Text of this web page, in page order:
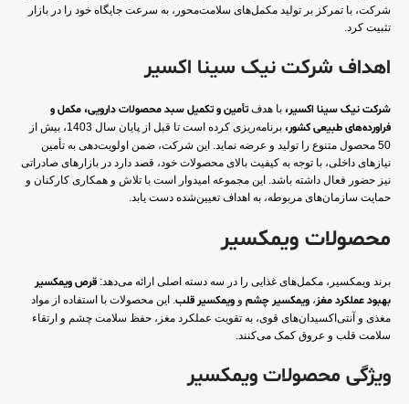
شرکت، با تمرکز بر تولید مکمل‌های سلامت‌محور، به سرعت جایگاه خود را در بازار
تثبیت کرد.
اهداف شرکت نیک سینا اکسیر
شرکت نیک سینا اکسیر، با هدف تأمین و تکمیل سبد محصولات دارویی، مکمل و
فراورده‌های طبیعی کشور،
برنامه‌ریزی کرده است تا قبل از پایان سال 1403، بیش از
50 محصول متنوع را تولید و عرضه نماید. این شرکت، ضمن اولویت‌دهی به تأمین
نیازهای داخلی، با توجه به کیفیت بالای محصولات خود، قصد دارد در بازارهای صادراتی
نیز حضور فعال داشته باشد. این مجموعه امیدوار است با تلاش و همکاری کارکنان و
حمایت سازمان‌های مربوطه، به اهداف تعیین‌شده دست یابد.
محصولات ویمکسیر
برند ویمکسیر، مکمل‌های غذایی را در سه دسته اصلی ارائه می‌دهد: قرص ویمکسیر
بهبود عملکرد مغز ، ویمکسیر چشم و ویمکسیر قلب. این محصولات با استفاده از مواد
مغذی و آنتی‌اکسیدان‌های قوی، به تقویت عملکرد مغز، حفظ سلامت چشم و ارتقاء
سلامت قلب و عروق کمک می‌کنند.
ویژگی محصولات ویمکسیر